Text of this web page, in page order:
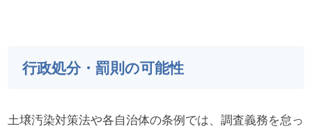
行政処分・罰則の可能性
土壌汚染対策法や各自治体の条例では、調査義務を怠っ